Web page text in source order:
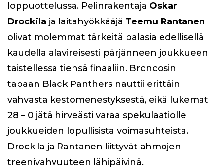
loppuottelussa. Pelinrakentaja Oskar
Drockila ja laitahyökkääjä Teemu Rantanen
olivat molemmat tärkeitä palasia edellisellä
kaudella alavireisesti pärjänneen joukkueen
taistellessa tiensä finaaliin. Broncosin
tapaan Black Panthers nauttii erittäin
vahvasta kestomenestyksestä, eikä lukemat
28 – 0 jätä hirveästi varaa spekulaatiolle
joukkueiden lopullisista voimasuhteista.
Drockila ja Rantanen liittyvät ahmojen
treenivahvuuteen lähipäivinä.